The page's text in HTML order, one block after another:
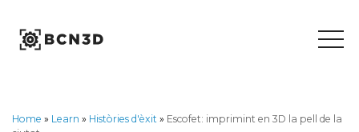
content
Home » Learn » Històries d'èxit » Escofet: imprimint en 3D la pell de la